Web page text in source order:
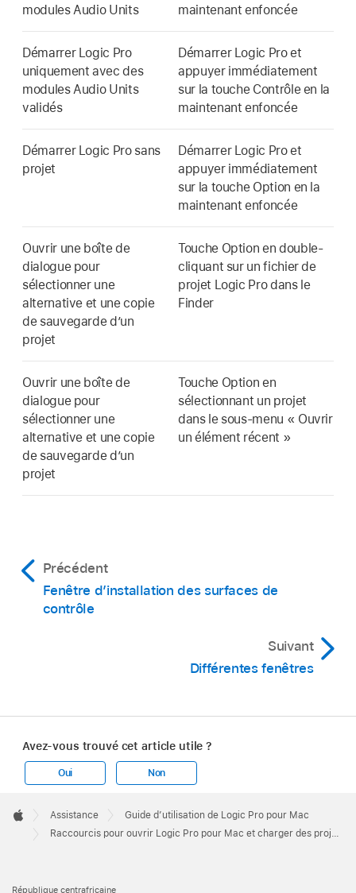
modules Audio Units
maintenant enfoncée
Démarrer Logic Pro
uniquement avec des
modules Audio Units
validés
Démarrer Logic Pro et
appuyer immédiatement
sur la touche Contrôle en la
maintenant enfoncée
Démarrer Logic Pro sans
projet
Démarrer Logic Pro et
appuyer immédiatement
sur la touche Option en la
maintenant enfoncée
Ouvrir une boîte de
dialogue pour
sélectionner une
alternative et une copie
de sauvegarde d’un
projet
Touche Option en double-
cliquant sur un fichier de
projet Logic Pro dans le
Finder
Ouvrir une boîte de
dialogue pour
sélectionner une
alternative et une copie
de sauvegarde d’un
projet
Touche Option en
sélectionnant un projet
dans le sous-menu « Ouvrir
un élément récent »
Précédent
Fenêtre d’installation des surfaces de
contrôle
Suivant
Différentes fenêtres
Avez-vous trouvé cet article utile ?
Oui Non
Footer

Apple
Assistance
Guide d’utilisation de Logic Pro pour Mac
Raccourcis pour ouvrir Logic Pro pour Mac et charger des projets
République centrafricaine